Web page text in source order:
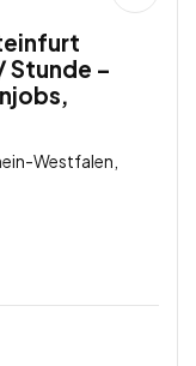
Stunde –
Westfalen,